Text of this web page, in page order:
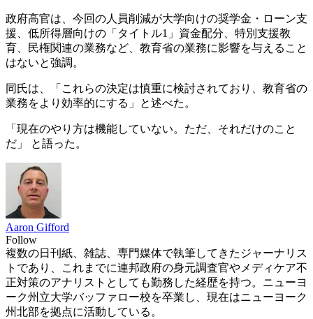
政府高官は、今回の人員削減が大学向けの奨学金・ローン支
援、低所得層向けの「タイトル1」資金配分、特別支援教
育、民権関連の業務など、教育省の業務に影響を与えること
はないと強調。
同氏は、「これらの決定は慎重に検討されており、教育省の
業務をより効率的にする」と述べた。
「現在のやり方は機能していない。ただ、それだけのこと
だ」 と語った。
Aaron Gifford
Follow
複数の日刊紙、雑誌、専門媒体で執筆してきたジャーナリス
トであり、これまでに連邦政府の身元調査官やメディケア不
正対策のアナリストとしても勤務した経歴を持つ。ニューヨ
ーク州立大学バッファロー校を卒業し、現在はニューヨーク
州北部を拠点に活動している。